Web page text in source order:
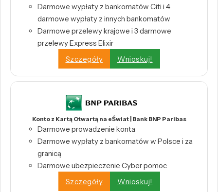
Darmowe wypłaty z bankomatów Citi i 4
darmowe wypłaty z innych bankomatów
Darmowe przelewy krajowe i 3 darmowe
przelewy Express Elixir
Szczegóły
Wnioskuj!
Konto z Kartą Otwartą na eŚwiat | Bank BNP Paribas
Darmowe prowadzenie konta
Darmowe wypłaty z bankomatów w Polsce i za
granicą
Darmowe ubezpieczenie Cyber pomoc
Szczegóły
Wnioskuj!